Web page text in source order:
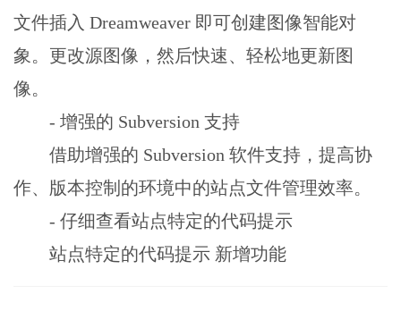
文件插入 Dreamweaver 即可创建图像智能对
象。更改源图像，然后快速、轻松地更新图
像。
- 增强的 Subversion 支持
借助增强的 Subversion 软件支持，提高协
作、版本控制的环境中的站点文件管理效率。
- 仔细查看站点特定的代码提示
站点特定的代码提示 新增功能